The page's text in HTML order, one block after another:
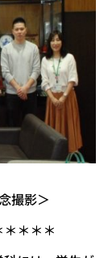
撮影＞
＊＊＊